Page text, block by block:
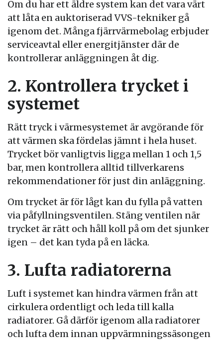
Om du har ett äldre system kan det vara värt
att låta en auktoriserad VVS-tekniker gå
igenom det. Många fjärrvärmebolag erbjuder
serviceavtal eller energitjänster där de
kontrollerar anläggningen åt dig.
2. Kontrollera trycket i
systemet
Rätt tryck i värmesystemet är avgörande för
att värmen ska fördelas jämnt i hela huset.
Trycket bör vanligtvis ligga mellan 1 och 1,5
bar, men kontrollera alltid tillverkarens
rekommendationer för just din anläggning.
Om trycket är för lågt kan du fylla på vatten
via påfyllningsventilen. Stäng ventilen när
trycket är rätt och håll koll på om det sjunker
igen – det kan tyda på en läcka.
3. Lufta radiatorerna
Luft i systemet kan hindra värmen från att
cirkulera ordentligt och leda till kalla
radiatorer. Gå därför igenom alla radiatorer
och lufta dem innan uppvärmningssäsongen